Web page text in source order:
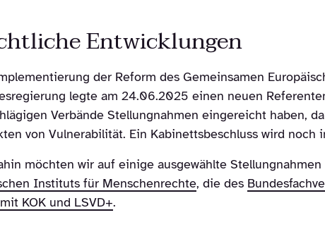
Entwicklungen
der Reform des Gemeinsamen
legte am 24.06.2025 einen neuen
Verbände Stellungnahmen eingereicht haben,
von Vulnerabilität. Ein Kabinettsbeschluss wird noch
möchten wir auf einige ausgewählte
Instituts für Menschenrechte, die des
KOK und LSVD+.